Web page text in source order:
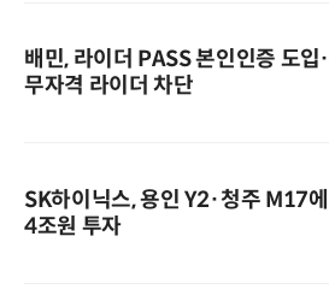
배민, 라이더 PASS 본인인증 도
무자격 라이더 차단
SK하이닉스, 용인 Y2·청주 M17
4조원 투자